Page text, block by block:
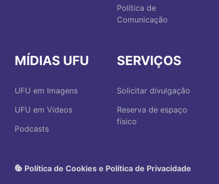
Política de
Comunicação
MÍDIAS UFU
UFU em Imagens
UFU em Vídeos
Podcasts
SERVIÇOS
Solicitar divulgação
Reserva de espaço
físico
Política de Cookies e Política de Privacidade